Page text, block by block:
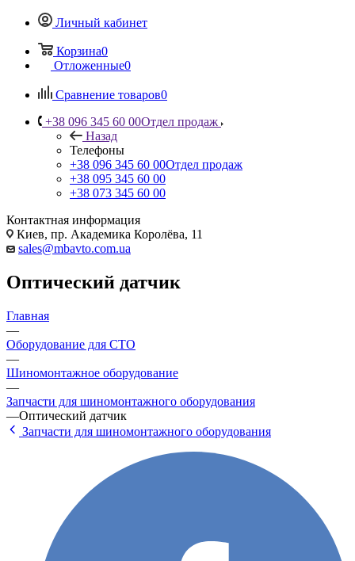
Личный кабинет
Корзина0
Отложенные0
Сравнение товаров0
+38 096 345 60 00Отдел продаж
Назад
Телефоны
+38 096 345 60 00Отдел продаж
+38 095 345 60 00
+38 073 345 60 00
Контактная информация
Киев, пр. Академика Королёва, 11
sales@mbavto.com.ua
Оптический датчик
Главная
—
Оборудование для СТО
—
Шиномонтажное оборудование
—
Запчасти для шиномонтажного оборудования
—Оптический датчик
Запчасти для шиномонтажного оборудования